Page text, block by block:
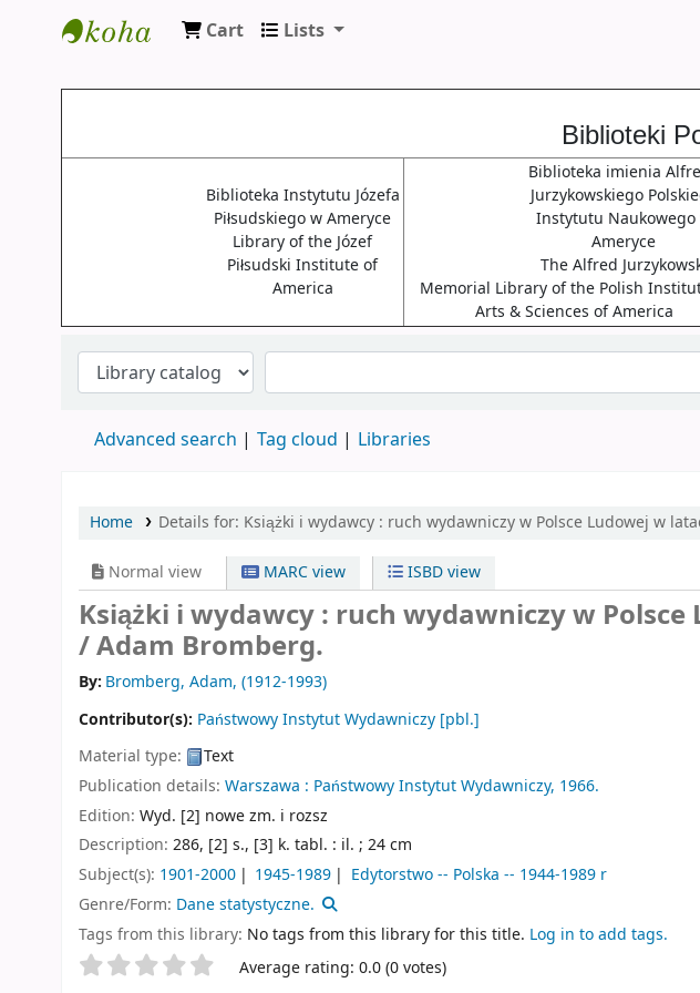
Cart Lists
Biblioteki
Biblioteka Instytutu Józefa
Piłsudskiego w Ameryce
Library of the Józef
Piłsudski Institute of
America
Biblioteka imienia
Jurzykowskiego
Instytutu Naukowego
Ameryce
The Alfred
Memorial Library of the Polish
Arts & Sciences of America
Advanced search Tag cloud Libraries
Home Details for: Książki i wydawcy : ruch wydawniczy w Polsce Ludowej w
Normal view MARC view ISBD view
Książki i wydawcy : ruch wydawniczy w
/Adam Bromberg.
By: Bromberg, Adam, (1912-1993)
Contributor(s): Państwowy Instytut Wydawniczy [pbl.]
Material type:
Text
Publication details: Warszawa : Państwowy Instytut Wydawniczy, 1966.
Edition: Wyd. [2] nowe zm. i rozsz
Description: 286, [2] s., [3] k. tabl. : il. ; 24 cm
Subject(s): 1901-2000 1945-1989
Edytorstwo -- Polska -- 1944-1989 r
Genre/Form: Dane statystyczne.
Tags from this library: No tags from this library for this title. Log in to add tags.
Star ratings Average rating: 0.0 (0 votes)